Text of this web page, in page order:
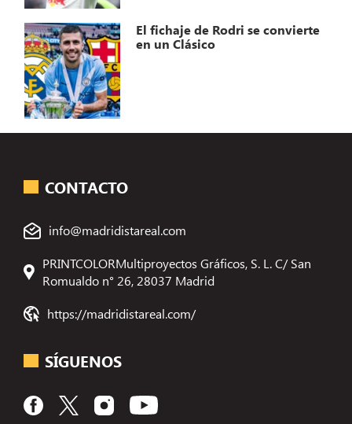
El fichaje de Rodri se convierte
en un Clásico
CONTACTO
info@madridistareal.com
PRINTCOLORMultiproyectos Gráficos, S. L. C/ San
Romualdo n° 26, 28037 Madrid
https://madridistareal.com/
SÍGUENOS